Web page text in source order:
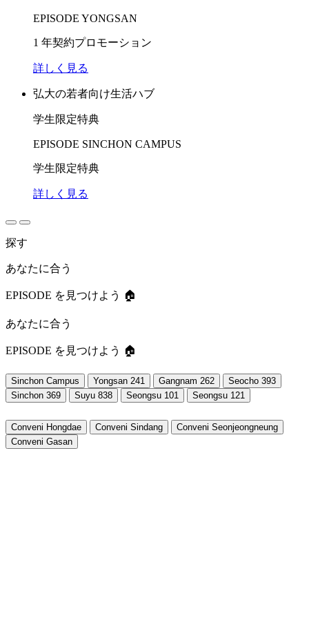
EPISODE YONGSAN
1 年契約プロモーション
詳しく見る
弘大の若者向け生活ハブ
学生限定特典
EPISODE SINCHON CAMPUS
学生限定特典
詳しく見る
探す
あなたに合う
EPISODE を見つけよう 🏠
あなたに合う
EPISODE を見つけよう 🏠
Sinchon Campus Yongsan 241 Gangnam 262
Seocho 393
Sinchon 369
Suyu 838 Seongsu 101 Seongsu 121
Conveni Hongdae Conveni Sindang
Conveni Seonjeongneung
Conveni Gasan